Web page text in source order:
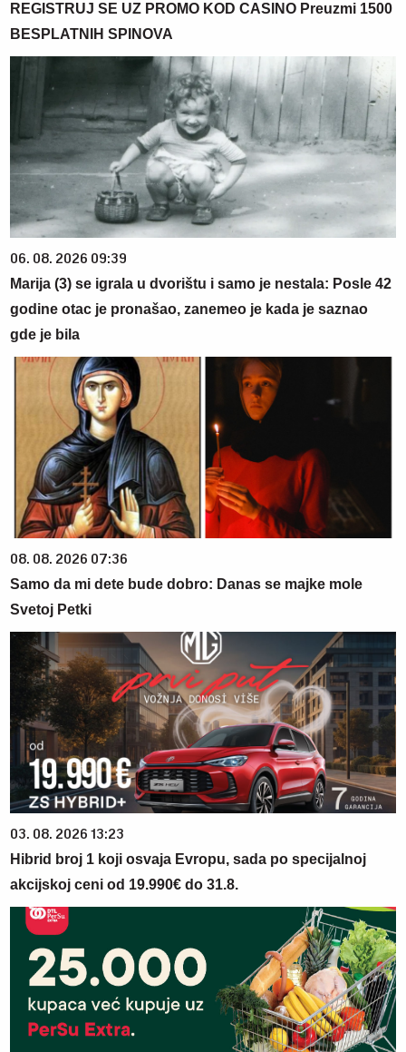
REGISTRUJ SE UZ PROMO KOD CASINO Preuzmi 1500
BESPLATNIH SPINOVA
06. 08. 2026 09:39
Marija (3) se igrala u dvorištu i samo je nestala: Posle 42
godine otac je pronašao, zanemeo je kada je saznao
gde je bila
08. 08. 2026 07:36
Samo da mi dete bude dobro: Danas se majke mole
Svetoj Petki
03. 08. 2026 13:23
Hibrid broj 1 koji osvaja Evropu, sada po specijalnoj
akcijskoj ceni od 19.990€ do 31.8.